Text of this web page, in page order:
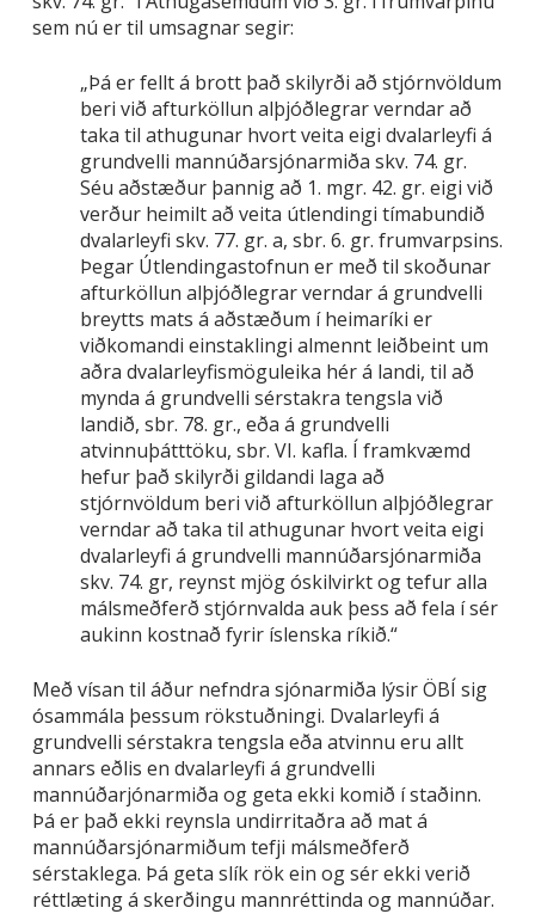
sem nú er til umsagnar segir:
„Þá er fellt á brott það skilyrði að stjórnvöldum
beri við afturköllun alþjóðlegrar verndar að
taka til athugunar hvort veita eigi dvalarleyfi á
grundvelli mannúðarsjónarmiða skv. 74. gr.
Séu aðstæður þannig að 1. mgr. 42. gr. eigi við
verður heimilt að veita útlendingi tímabundið
dvalarleyfi skv. 77. gr. a, sbr. 6. gr. frumvarpsins.
Þegar Útlendingastofnun er með til skoðunar
afturköllun alþjóðlegrar verndar á grundvelli
breytts mats á aðstæðum í heimaríki er
viðkomandi einstaklingi almennt leiðbeint um
aðra dvalarleyfismöguleika hér á landi, til að
mynda á grundvelli sérstakra tengsla við
landið, sbr. 78. gr., eða á grundvelli
atvinnuþátttöku, sbr. VI. kafla. Í framkvæmd
hefur það skilyrði gildandi laga að
stjórnvöldum beri við afturköllun alþjóðlegrar
verndar að taka til athugunar hvort veita eigi
dvalarleyfi á grundvelli mannúðarsjónarmiða
skv. 74. gr, reynst mjög óskilvirkt og tefur alla
málsmeðferð stjórnvalda auk þess að fela í sér
aukinn kostnað fyrir íslenska ríkið.“
Með vísan til áður nefndra sjónarmiða lýsir ÖBÍ sig
ósammála þessum rökstuðningi. Dvalarleyfi á
grundvelli sérstakra tengsla eða atvinnu eru allt
annars eðlis en dvalarleyfi á grundvelli
mannúðarjónarmiða og geta ekki komið í staðinn.
Þá er það ekki reynsla undirritaðra að mat á
mannúðarsjónarmiðum tefji málsmeðferð
sérstaklega. Þá geta slík rök ein og sér ekki verið
réttlæting á skerðingu mannréttinda og mannúðar.